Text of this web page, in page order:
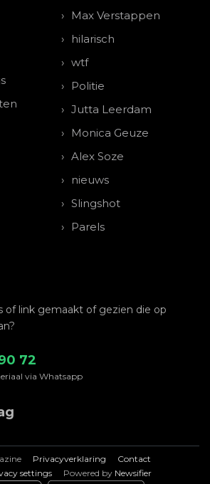
Max Verstappen
hilarisch
wtf
Politie
Jutta Leerdam
Monica Geuze
Alex Soze
nieuws
Slingshot
Parels
of link gemaakt of gezien die op
72
via Whatsapp
Privacyverklaring
Contact
settings Powered by Newsifier